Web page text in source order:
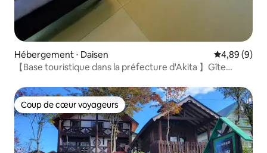
Hébergement ⋅ Daisen Évaluation
4,89 (9)
【Base touristique dans la préfecture d'Akita 】Gîte
Coup de cœur voyageurs
Coup de cœur voyageurs